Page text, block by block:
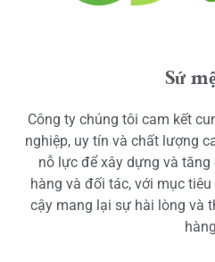
Sứ
Công ty chúng tôi cam kết
nghiệp, uy tín và chất lượng
nỗ lực để xây dựng và
hàng và đối tác, với mục
cậy mang lại sự hài lòng và